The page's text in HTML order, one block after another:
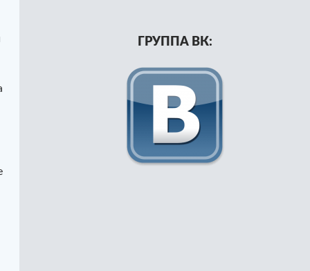
ГРУППА ВК: